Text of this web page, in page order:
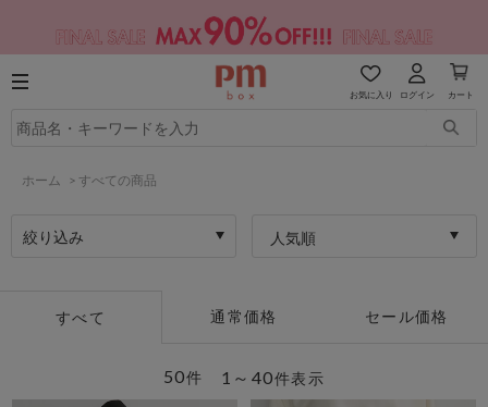
お気に入り ログイン カート
ホーム > すべての商品
絞り込み 人気順
すべて 通常価格 セール価格
1～40件表示
50件